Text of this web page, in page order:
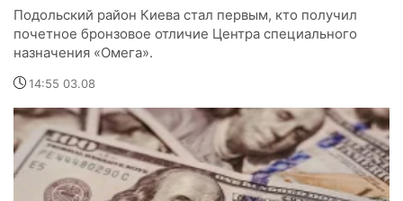
Подольский район Киева стал первым, кто получил
почетное бронзовое отличие Центра специального
назначения «Омега».
14:55 03.08